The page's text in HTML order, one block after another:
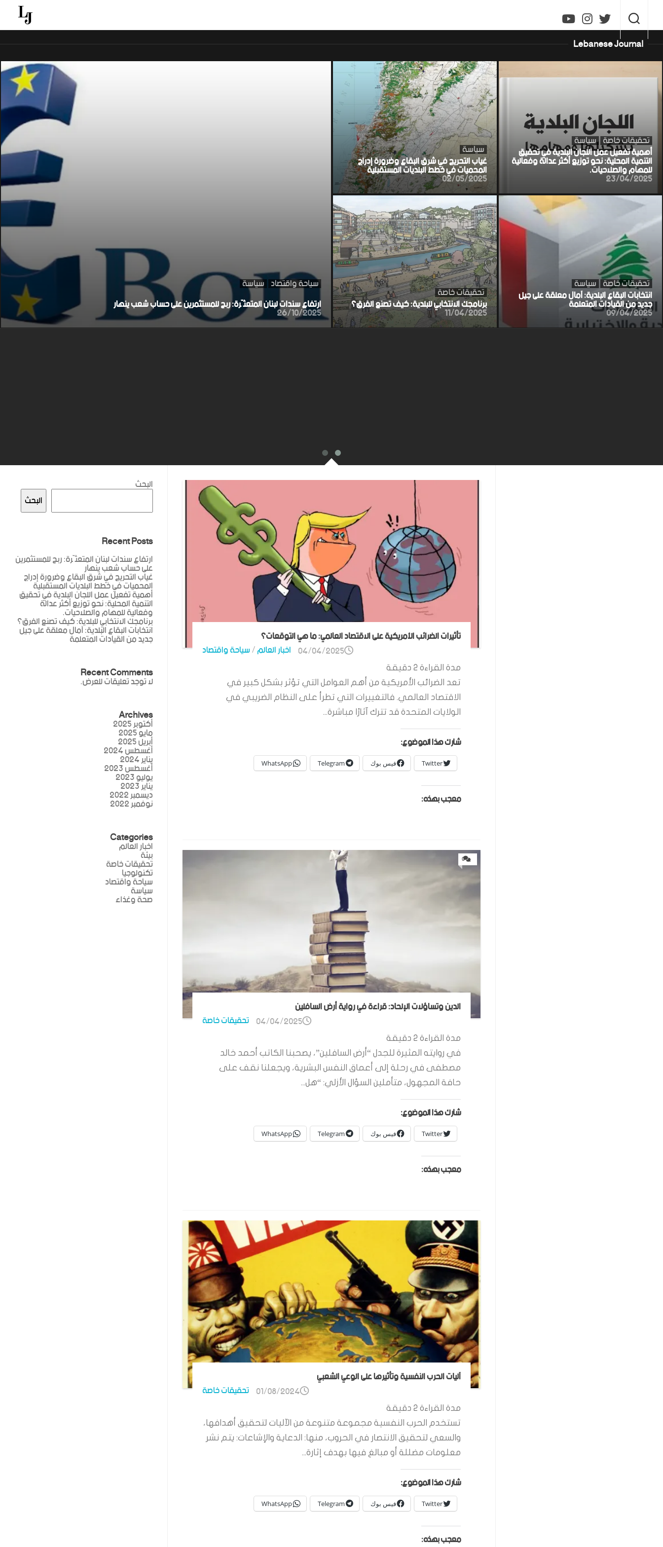
content
Lebanese Journal
سياحة واقتصاد سياسة
ارتفاع سندات لبنان المتعثّرة: ربح للمستثمرين على حساب شعب ينهار
26/10/2025
سياسة
غياب التحريج في شرق البقاع وضرورة إدراج
المحميات في خطط البلديات المستقبلية
02/05/2025
تحقيقات خاصة سياسة
أهمية تفعيل عمل اللجان البلدية في تحقيق
التنمية المحلية: نحو توزيع أكثر عدالة وفعالية
للمهام والصلاحيات.
23/04/2025
تحقيقات خاصة
برنامجك الانتخابي للبلدية: كيف تصنع الفرق؟
11/04/2025
تحقيقات خاصة سياسة
انتخابات البقاع البلدية: آمال معلقة على جيل
جديد من القيادات المتعلمة
09/04/2025
تأثيرات الضرائب الأمريكية على الاقتصاد العالمي: ما هي التوقعات؟
اخبار العالم/سياحة واقتصاد 04/04/2025
مدة القراءة 2 دقيقة
تعد الضرائب الأمريكية من أهم العوامل التي تؤثر بشكل كبير في
الاقتصاد العالمي. فالتغييرات التي تطرأ على النظام الضريبي في
الولايات المتحدة قد تترك آثارًا مباشرة...
شارك هذا الموضوع:
Twitter فيس بوك Telegram
WhatsApp
معجب بهذه:
0
الدين وتساؤلات الإلحاد: قراءة في رواية أرض السافلين
تحقيقات خاصة 04/04/2025
مدة القراءة 2 دقيقة
في روايته المثيرة للجدل “أرض السافلين”، يصحبنا الكاتب أحمد خالد
مصطفى في رحلة إلى أعماق النفس البشرية، ويجعلنا نقف على
حافة المجهول، متأملين السؤال الأزلي: “هل...
شارك هذا الموضوع:
Twitter فيس بوك Telegram
WhatsApp
معجب بهذه:
آليات الحرب النفسية وتأثيرها على الوعي الشعبي
تحقيقات خاصة 01/08/2024
مدة القراءة 2 دقيقة
تستخدم الحرب النفسية مجموعة متنوعة من الآليات لتحقيق أهدافها،
والسعي لتحقيق الانتصار في الحروب، منها: الدعاية والإشاعات: يتم نشر
معلومات مضللة أو مبالغ فيها بهدف إثارة...
شارك هذا الموضوع:
Twitter فيس بوك Telegram
WhatsApp
معجب بهذه:
البحث
البحث
Recent Posts
ارتفاع سندات لبنان المتعثّرة: ربح للمستثمرين
على حساب شعب ينهار
غياب التحريج في شرق البقاع وضرورة إدراج
المحميات في خطط البلديات المستقبلية
أهمية تفعيل عمل اللجان البلدية في تحقيق
التنمية المحلية: نحو توزيع أكثر عدالة
وفعالية للمهام والصلاحيات.
برنامجك الانتخابي للبلدية: كيف تصنع الفرق؟
انتخابات البقاع البلدية: آمال معلقة على جيل
جديد من القيادات المتعلمة
Recent Comments
لا توجد تعليقات للعرض.
Archives
أكتوبر 2025
مايو 2025
أبريل 2025
أغسطس 2024
يناير 2024
أغسطس 2023
يوليو 2023
يناير 2023
ديسمبر 2022
نوفمبر 2022
Categories
اخبار العالم
بيئة
تحقيقات خاصة
تكنولوجيا
سياحة واقتصاد
سياسة
صحة وغذاء